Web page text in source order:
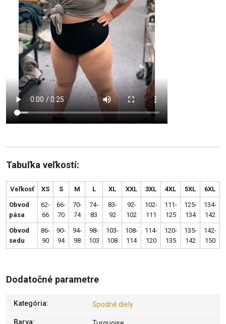
Tabuľka veľkostí:
Veľkosť XS S M L XL XXL 3XL 4XL 5XL 6XL
Obvod
pása
62-
66
66-
70
70-
74
74-
83
83-
92
92-
102
102-
111
111-
125
125-
134
134-
142
Obvod
sedu
86-
90
90-
94
94-
98
98-
103
103-
108
108-
114
114-
120
120-
135
135-
142
142-
150
Dodatočné parametre
Kategória: Spodné diely
Barva: